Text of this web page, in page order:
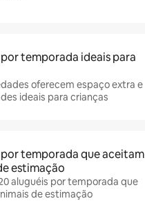
temporada ideais para
oferecem espaço extra e
ideais para crianças
temporada que aceitam
estimação
aluguéis por temporada que
de estimação